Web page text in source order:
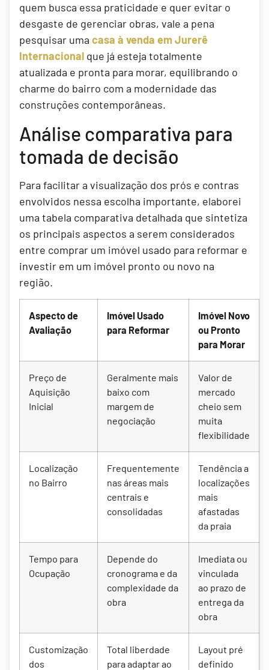
quem busca essa praticidade e quer evitar o
desgaste de gerenciar obras, vale a pena
pesquisar uma casa à venda em Jurerê
Internacional que já esteja totalmente
atualizada e pronta para morar, equilibrando o
charme do bairro com a modernidade das
construções contemporâneas.
Análise comparativa para
tomada de decisão
Para facilitar a visualização dos prós e contras
envolvidos nessa escolha importante, elaborei
uma tabela comparativa detalhada que sintetiza
os principais aspectos a serem considerados
entre comprar um imóvel usado para reformar e
investir em um imóvel pronto ou novo na
região.
Aspecto de
Avaliação
Imóvel Usado
para Reformar
Imóvel Novo
ou Pronto
para Morar
Preço de
Aquisição
Inicial
Geralmente mais
baixo com
margem de
negociação
Valor de
mercado
cheio sem
muita
flexibilidade
Localização
no Bairro
Frequentemente
nas áreas mais
centrais e
consolidadas
Tendência a
localizações
mais
afastadas
da praia
Tempo para
Ocupação
Depende do
cronograma e da
complexidade da
obra
Imediata ou
vinculada
ao prazo de
entrega da
obra
Customização
dos
Total liberdade
para adaptar ao
Layout pré
definido